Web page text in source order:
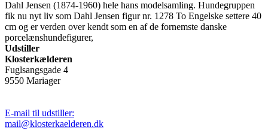
Dahl Jensen (1874-1960) hele hans modelsamling. Hundegruppen
fik nu nyt liv som Dahl Jensen figur nr. 1278 To Engelske settere 40
cm og er verden over kendt som en af de fornemste danske
porcelænshundefigurer,
Udstiller
Klosterkælderen
Fuglsangsgade 4
9550 Mariager
E-mail til udstiller:
mail@klosterkaelderen.dk